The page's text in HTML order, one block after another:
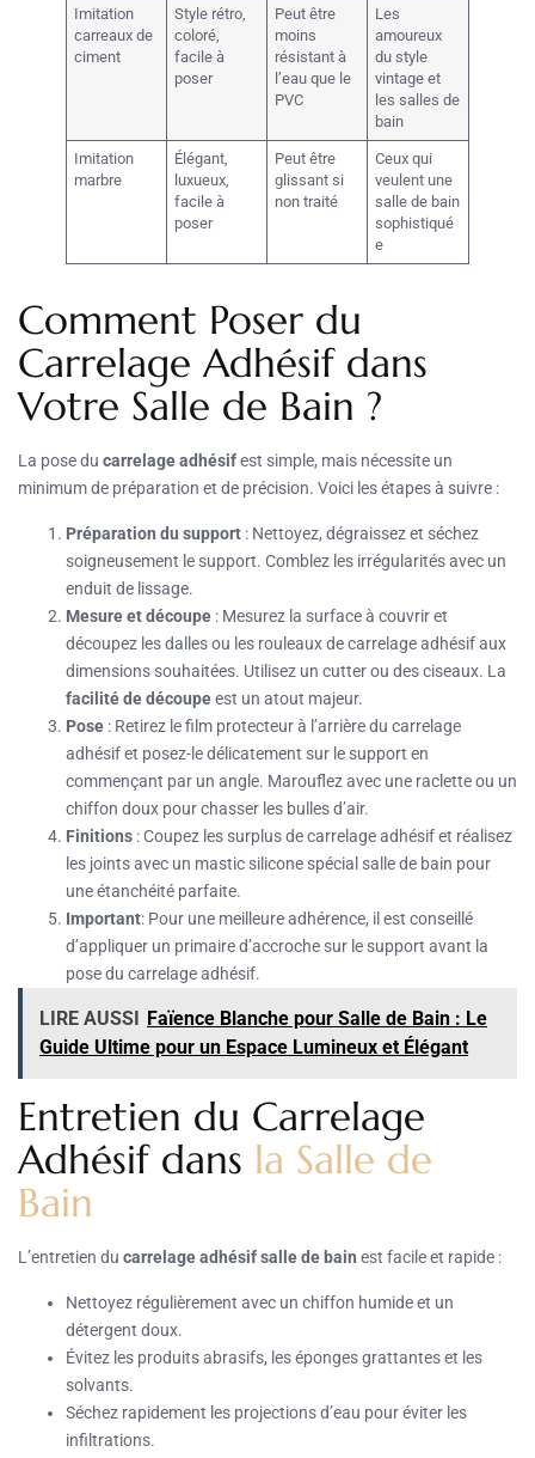
Imitation
carreaux de
ciment
Style rétro,
coloré,
facile à
poser
Peut être
moins
résistant à
l’eau que le
PVC
Les
amoureux
du style
vintage et
les salles de
bain
Imitation
marbre
Élégant,
luxueux,
facile à
poser
Peut être
glissant si
non traité
Ceux qui
veulent une
salle de bain
sophistiqué
e
Comment Poser du
Carrelage Adhésif dans
Votre Salle de Bain ?
La pose du carrelage adhésifest simple, mais nécessite un
minimum de préparation et de précision. Voici les étapes à suivre :
Préparation du support : Nettoyez, dégraissez et séchez
soigneusement le support. Comblez les irrégularités avec un
enduit de lissage.
Mesure et découpe : Mesurez la surface à couvrir et
découpez les dalles ou les rouleaux de carrelage adhésif aux
dimensions souhaitées. Utilisez un cutter ou des ciseaux. La
facilité de découpeest un atout majeur.
Pose : Retirez le film protecteur à l’arrière du carrelage
adhésif et posez-le délicatement sur le support en
commençant par un angle. Marouflez avec une raclette ou un
chiffon doux pour chasser les bulles d’air.
Finitions : Coupez les surplus de carrelage adhésif et réalisez
les joints avec un mastic silicone spécial salle de bain pour
une étanchéité parfaite.
Important: Pour une meilleure adhérence, il est conseillé
d’appliquer un primaire d’accroche sur le support avant la
pose du carrelage adhésif.
LIRE AUSSI Faïence Blanche pour Salle de Bain : Le
Guide Ultime pour un Espace Lumineux et Élégant
Entretien du Carrelage
Adhésif dans la Salle de
Bain
L’entretien du carrelage adhésif salle de bain est facile et rapide :
Nettoyez régulièrement avec un chiffon humide et un
détergent doux.
Évitez les produits abrasifs, les éponges grattantes et les
solvants.
Séchez rapidement les projections d’eau pour éviter les
infiltrations.